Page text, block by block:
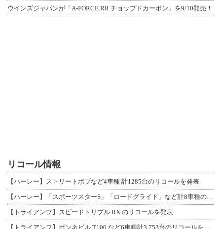
ウインズジャパンが「A-FORCE RR チョップドカーボン」を9/10発売！
リコール情報
【ハーレー】ストリートボブなど4車種 計1285台のリコールを発表
【トライアンフ】スピードトリプル RX のリコールを発表